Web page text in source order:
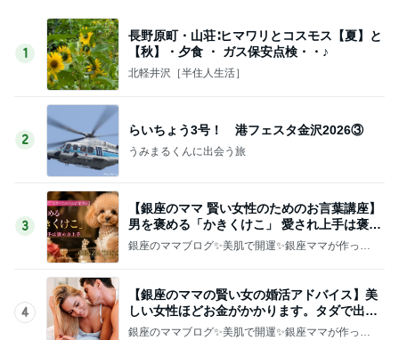
1
長野原町・山荘∶ヒマワリとコスモス【夏】と
【秋】・夕食 ・ ガス保安点検・・♪
北軽井沢［半住人生活］
2
らいちょう3号！ 港フェスタ金沢2026③
うみまるくんに出会う旅
3
【銀座のママ 賢い女性のためのお言葉講座】
男を褒める「かきくけこ」 愛され上手は褒め
方上手
銀座のママブログ✨美肌で開運✨銀座ママが作った
4
【銀座のママの賢い女の婚活アドバイス】美
しい女性ほどお金がかかります。タダで出会
えると思うなよ
銀座のママブログ✨美肌で開運✨銀座ママが作った